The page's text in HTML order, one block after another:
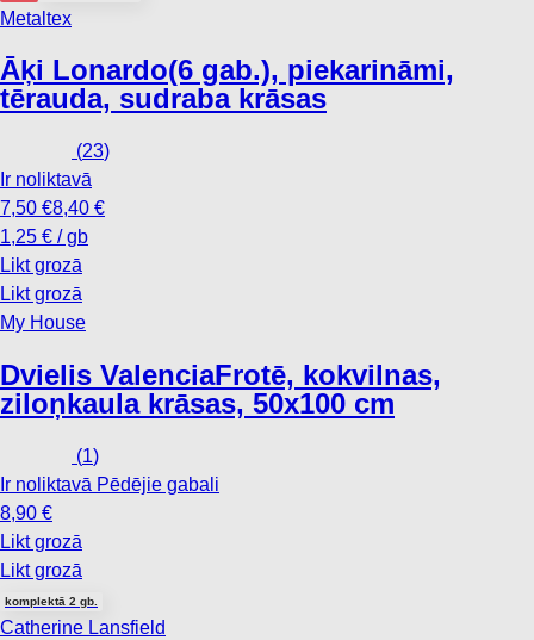
Metaltex
Āķi Lonardo(6 gab.), piekarināmi,
tērauda, sudraba krāsas
(23)
Ir noliktavā
7,50 €8,40 €
1,25 € / gb
Likt grozā
Likt grozā
My House
Dvielis ValenciaFrotē, kokvilnas,
ziloņkaula krāsas, 50x100 cm
(1)
Ir noliktavā Pēdējie gabali
8,90 €
Likt grozā
Likt grozā
komplektā 2 gb.
Catherine Lansfield